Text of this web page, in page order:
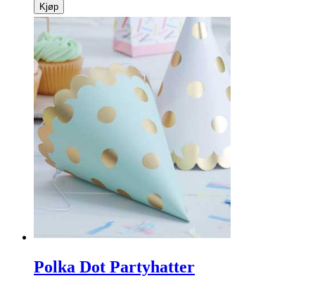
Kjøp
Polka Dot Partyhatter